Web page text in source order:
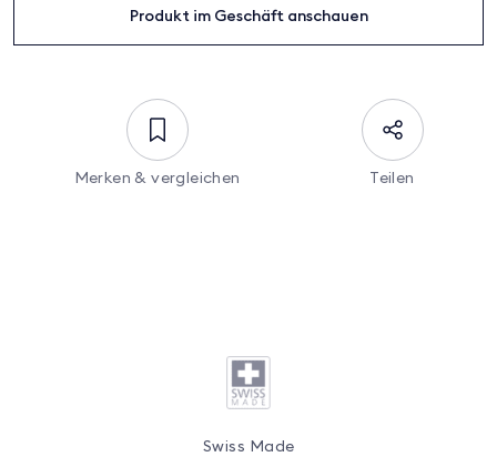
Produkt im Geschäft anschauen
Merken & vergleichen Teilen
Swiss Made